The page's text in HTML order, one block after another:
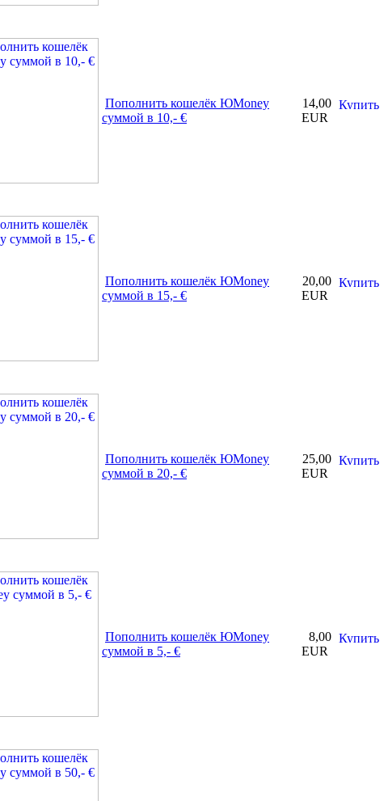
Пополнить кошелёк ЮMoney
суммой в 10,- €
14,00
EUR
Пополнить кошелёк ЮMoney
суммой в 15,- €
20,00
EUR
Пополнить кошелёк ЮMoney
суммой в 20,- €
25,00
EUR
Пополнить кошелёк ЮMoney
суммой в 5,- €
8,00
EUR